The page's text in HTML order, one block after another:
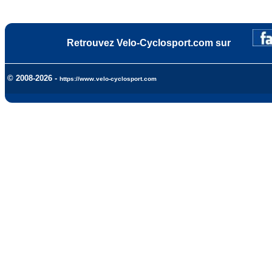
Retrouvez Velo-Cyclosport.com sur
© 2008-2026 - https://www.velo-cyclosport.com